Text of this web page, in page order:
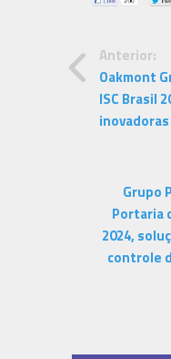
Anterior:
Oakmont
ISC Brasil
Grupo
Portaria
2024,
controle